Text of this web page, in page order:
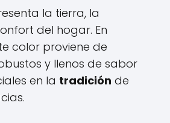
la tierra, la
del hogar. En
color proviene de
y llenos de sabor
en la tradición de